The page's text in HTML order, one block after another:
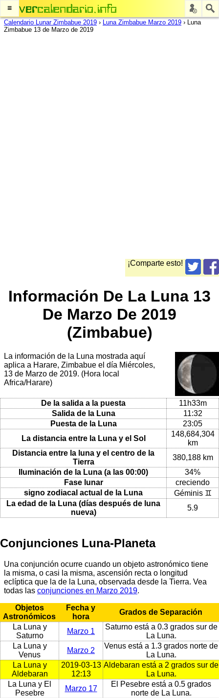
≡
Calendario Lunar Zimbabue 2019 › Luna Zimbabue Marzo 2019 › Luna
Zimbabue 13 de Marzo de 2019
¡Comparte esto!
Información De La Luna 13
De Marzo De 2019
(Zimbabue)
La información de la Luna mostrada aquí
aplica a Harare, Zimbabue el día Miércoles,
13 de Marzo de 2019. (Hora local
Africa/Harare)
De la salida a la puesta
11h33m
Salida de la Luna
11:32
Puesta de la Luna
23:05
La distancia entre la Luna y el Sol
148,684,304
km
Distancia entre la luna y el centro de la
Tierra
380,188 km
Iluminación de la Luna (a las 00:00)
34%
Fase lunar
creciendo
signo zodiacal actual de la Luna
Géminis ♊
La edad de la Luna (días después de luna
nueva)
5.9
Conjunciones Luna-Planeta
Una conjunción ocurre cuando un objeto astronómico tiene
la misma, o casi la misma, ascensión recta o longitud
eclíptica que la de la Luna, observada desde la Tierra. Vea
todas las conjunciones en Marzo 2019.
Objetos
Astronómicos
Fecha y
hora
Grados de Separación
La Luna y
Saturno
Marzo 1
Saturno está a 0.3 grados sur de
La Luna.
La Luna y
Venus
Marzo 2
Venus está a 1.3 grados norte de
La Luna.
La Luna y
Aldebaran
2019-03-13
12:13
Aldebaran está a 2 grados sur de
La Luna.
La Luna y El
Pesebre
Marzo 17
El Pesebre está a 0.5 grados
norte de La Luna.